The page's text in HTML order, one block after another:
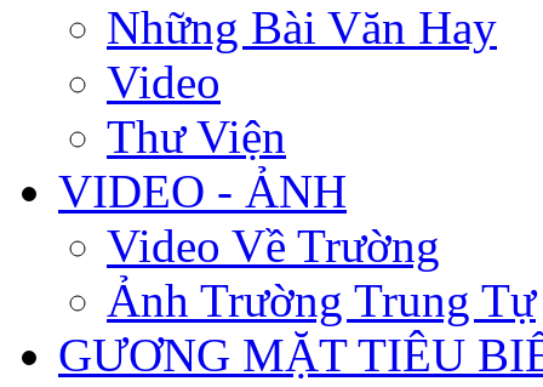
Những Bài Văn Hay
Video
Thư Viện
VIDEO - ẢNH
Video Về Trường
Ảnh Trường Trung Tự
GƯƠNG MẶT TIÊU